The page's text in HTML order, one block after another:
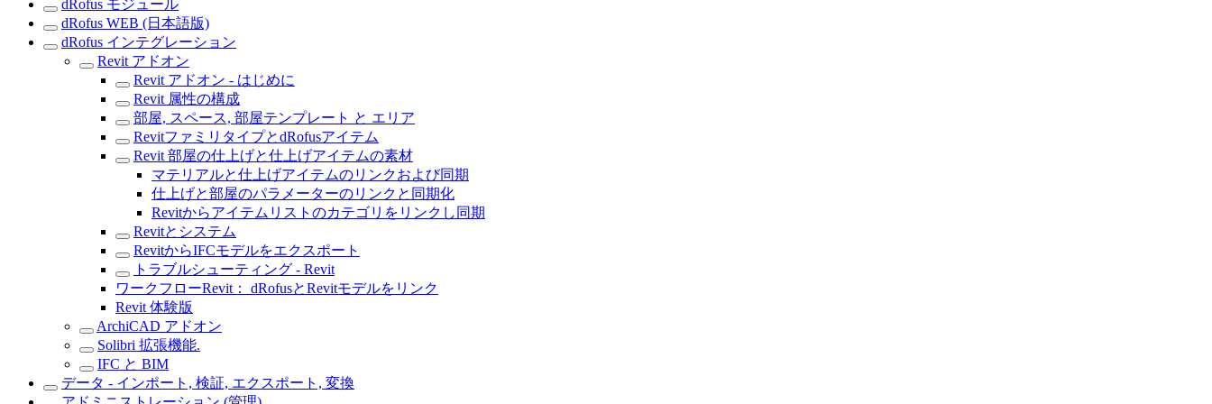
dRofus モジュール
dRofus WEB (日本語版)
dRofus インテグレーション
Revit アドオン
Revit アドオン - はじめに
Revit 属性の構成
部屋, スペース, 部屋テンプレート と エリア
RevitファミリタイプとdRofusアイテム
Revit 部屋の仕上げと仕上げアイテムの素材
マテリアルと仕上げアイテムのリンクおよび同期
仕上げと部屋のパラメーターのリンクと同期化
Revitからアイテムリストのカテゴリをリンクし同期
Revitとシステム
RevitからIFCモデルをエクスポート
トラブルシューティング - Revit
ワークフローRevit： dRofusとRevitモデルをリンク
Revit 体験版
ArchiCAD アドオン
Solibri 拡張機能.
IFC と BIM
データ - インポート, 検証, エクスポート, 変換